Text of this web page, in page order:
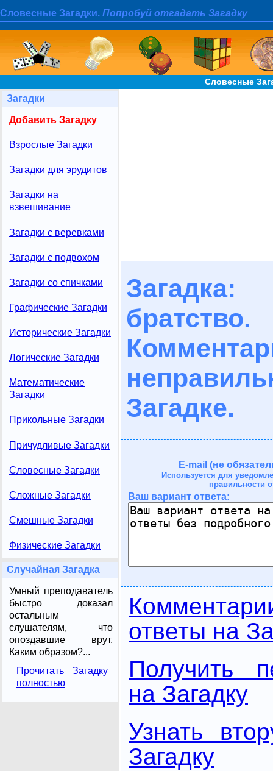
Словесные Загадки. Попробуй отгадать Загадку
Словесные
Загадки
Добавить Загадку
Взрослые Загадки
Загадки для эрудитов
Загадки на
взвешивание
Загадки с веревками
Загадки с подвохом
Загадки со спичками
Графические Загадки
Исторические Загадки
Логические Загадки
Математические
Загадки
Прикольные Загадки
Причудливые Загадки
Словесные Загадки
Сложные Загадки
Смешные Загадки
Физические Загадки
Случайная Загадка
Умный преподаватель
быстро доказал
остальным
слушателям, что
опоздавшие врут.
Каким образом?...
Прочитать Загадку
полностью
братство.
Загадке.
E-mail (не
Используется для
правильности
Ваш вариант ответа:
ответы на
Получить
на Загадку
Узнать
Загадку